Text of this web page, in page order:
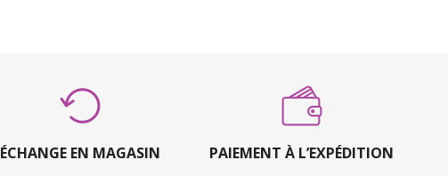
ÉCHANGE EN MAGASIN PAIEMENT À L’EXPÉDITION